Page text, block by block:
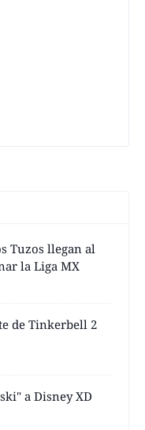
Tuzos llegan al
la Liga MX
de Tinkerbell 2
a Disney XD